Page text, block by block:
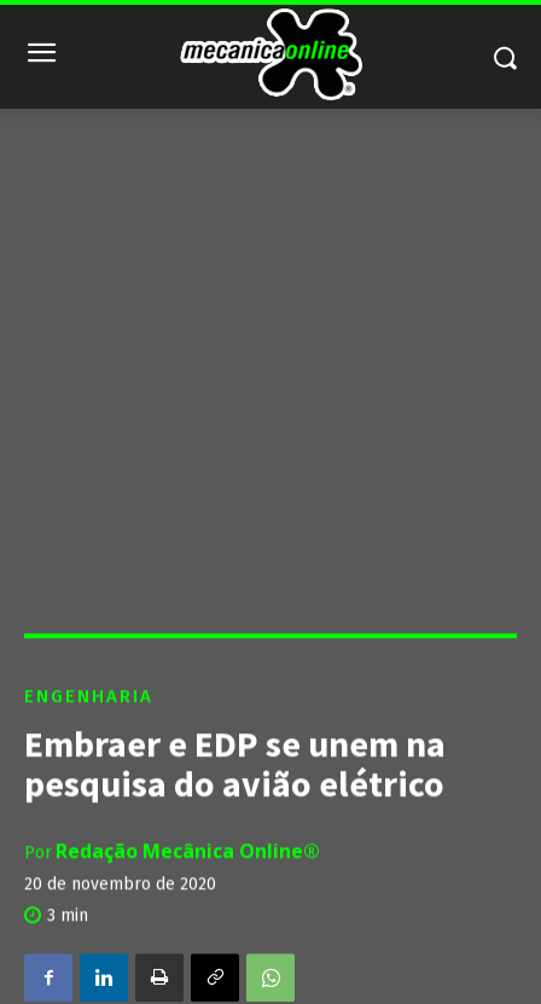
ENGENHARIA
Embraer e EDP se unem na
pesquisa do avião elétrico
Por Redação Mecânica Online®
20 de novembro de 2020
3 min